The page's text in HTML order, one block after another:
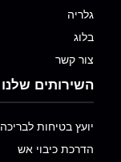
גלריה
בלוג
צור קשר
השירותים שלנו
יועץ בטיחות לבריכה
הדרכת כיבוי אש